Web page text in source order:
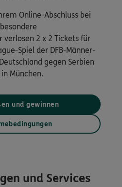
Online-Abschluss bei
2 x 2 Tickets für
Spiel der DFB-Männer-
gegen Serbien
München.
und gewinnen
und Services